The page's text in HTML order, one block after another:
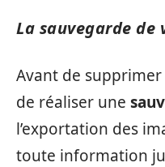
La sauvegarde de
Avant de
de réaliser une
l’exportation des
toute information